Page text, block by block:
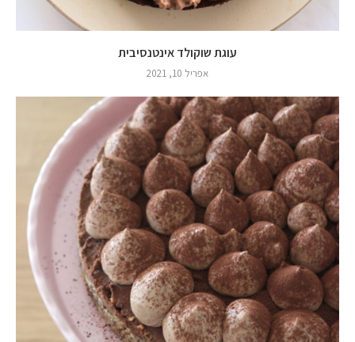
עוגת שוקולד אינטנסיבית
אפריל 10, 2021